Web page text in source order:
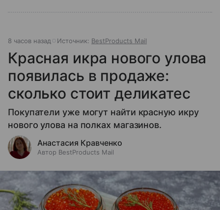
8 часов назад Источник: BestProducts Mail
Красная икра нового улова
появилась в продаже:
сколько стоит деликатес
Покупатели уже могут найти красную икру
нового улова на полках магазинов.
Анастасия Кравченко
Автор BestProducts Mail